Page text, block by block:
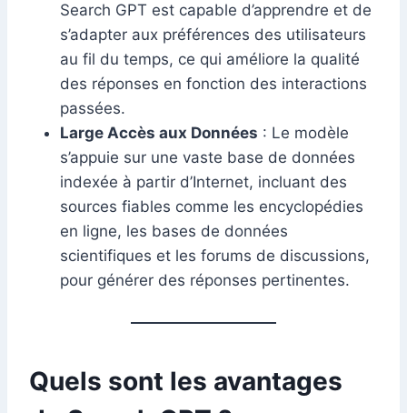
Search GPT est capable d’apprendre et de
s’adapter aux préférences des utilisateurs
au fil du temps, ce qui améliore la qualité
des réponses en fonction des interactions
passées.
Large Accès aux Données : Le modèle
s’appuie sur une vaste base de données
indexée à partir d’Internet, incluant des
sources fiables comme les encyclopédies
en ligne, les bases de données
scientifiques et les forums de discussions,
pour générer des réponses pertinentes.
Quels sont les avantages